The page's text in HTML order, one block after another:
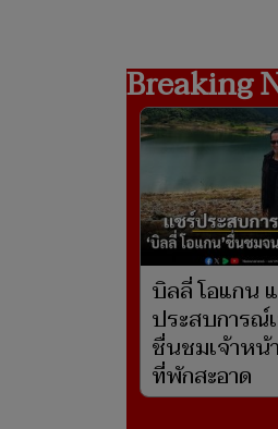
Breaking
บิลลี่ โอแกน
ประสบการณ์
ชื่นชมเจ้าห
ที่พักสะอาด